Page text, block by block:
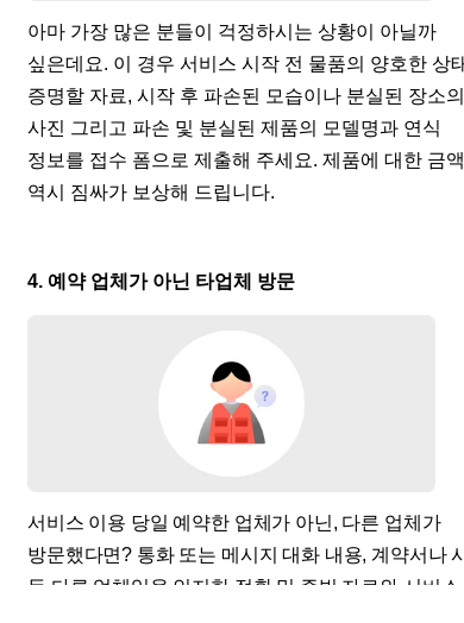
아마 가장 많은 분들이 걱정하시는 상황이 아닐까
싶은데요. 이 경우 서비스 시작 전 물품의 양호한 상태
증명할 자료, 시작 후 파손된 모습이나 분실된 장소의
사진 그리고 파손 및 분실된 제품의 모델명과 연식
정보를 접수 폼으로 제출해 주세요. 제품에 대한 금액
역시 짐싸가 보상해 드립니다.
4. 예약 업체가 아닌 타업체 방문
서비스 이용 당일 예약한 업체가 아닌, 다른 업체가
방문했다면? 통화 또는 메시지 대화 내용, 계약서나
등 다른 업체임을 인지한 정황 및 증빙 자료와 서비스